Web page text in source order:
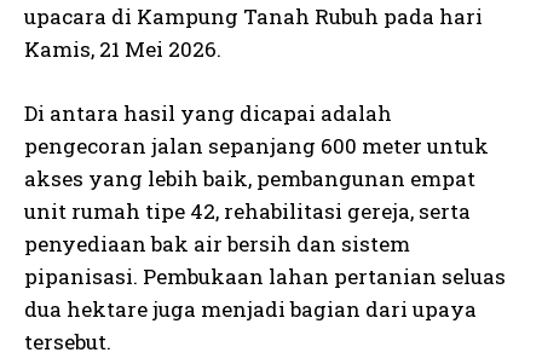
upacara di Kampung Tanah Rubuh pada hari
Kamis, 21 Mei 2026.
Di antara hasil yang dicapai adalah
pengecoran jalan sepanjang 600 meter untuk
akses yang lebih baik, pembangunan empat
unit rumah tipe 42, rehabilitasi gereja, serta
penyediaan bak air bersih dan sistem
pipanisasi. Pembukaan lahan pertanian seluas
dua hektare juga menjadi bagian dari upaya
tersebut.